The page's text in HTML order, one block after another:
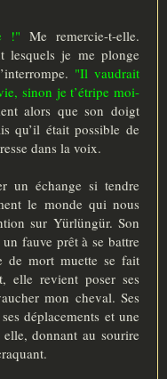
!" Me remercie-t-elle.
lesquels je me plonge
"Il vaudrait
sinon je t’étripe moi-
alors que son doigt
qu’il était possible de
dans la voix.
un échange si tendre
le monde qui nous
sur Yürlüngür. Son
fauve prêt à se battre
de mort muette se fait
elle revient poser ses
mon cheval. Ses
déplacements et une
donnant au sourire